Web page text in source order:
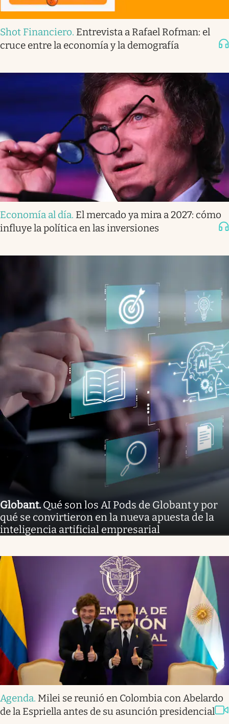
Shot Financiero. Entrevista a Rafael Rofman: el
cruce entre la economía y la demografía
Economía al día. El mercado ya mira a 2027: cómo
influye la política en las inversiones
Globant.Qué son los AI Pods de Globant y por
qué se convirtieron en la nueva apuesta de la
inteligencia artificial empresarial
Agenda. Milei se reunió en Colombia con Abelardo
de la Espriella antes de su asunción presidencial